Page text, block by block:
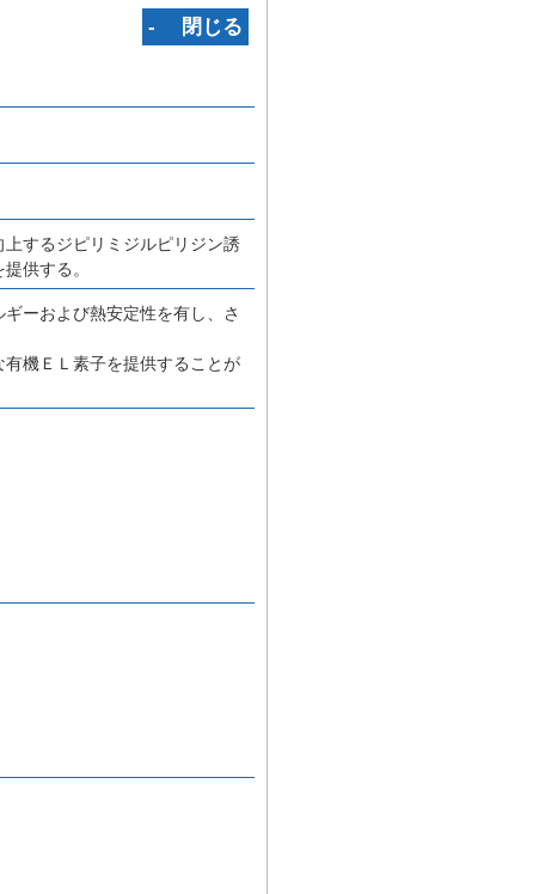
‐ 閉じる
するジピリミジルピリジン誘
供する。
ーおよび熱安定性を有し、さ
機ＥＬ素子を提供することが